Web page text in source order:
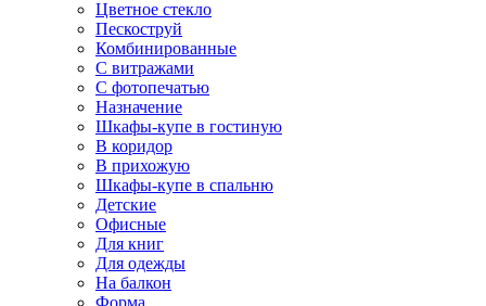
Цветное стекло
Пескоструй
Комбинированные
С витражами
С фотопечатью
Назначение
Шкафы-купе в гостиную
В коридор
В прихожую
Шкафы-купе в спальню
Детские
Офисные
Для книг
Для одежды
На балкон
Форма